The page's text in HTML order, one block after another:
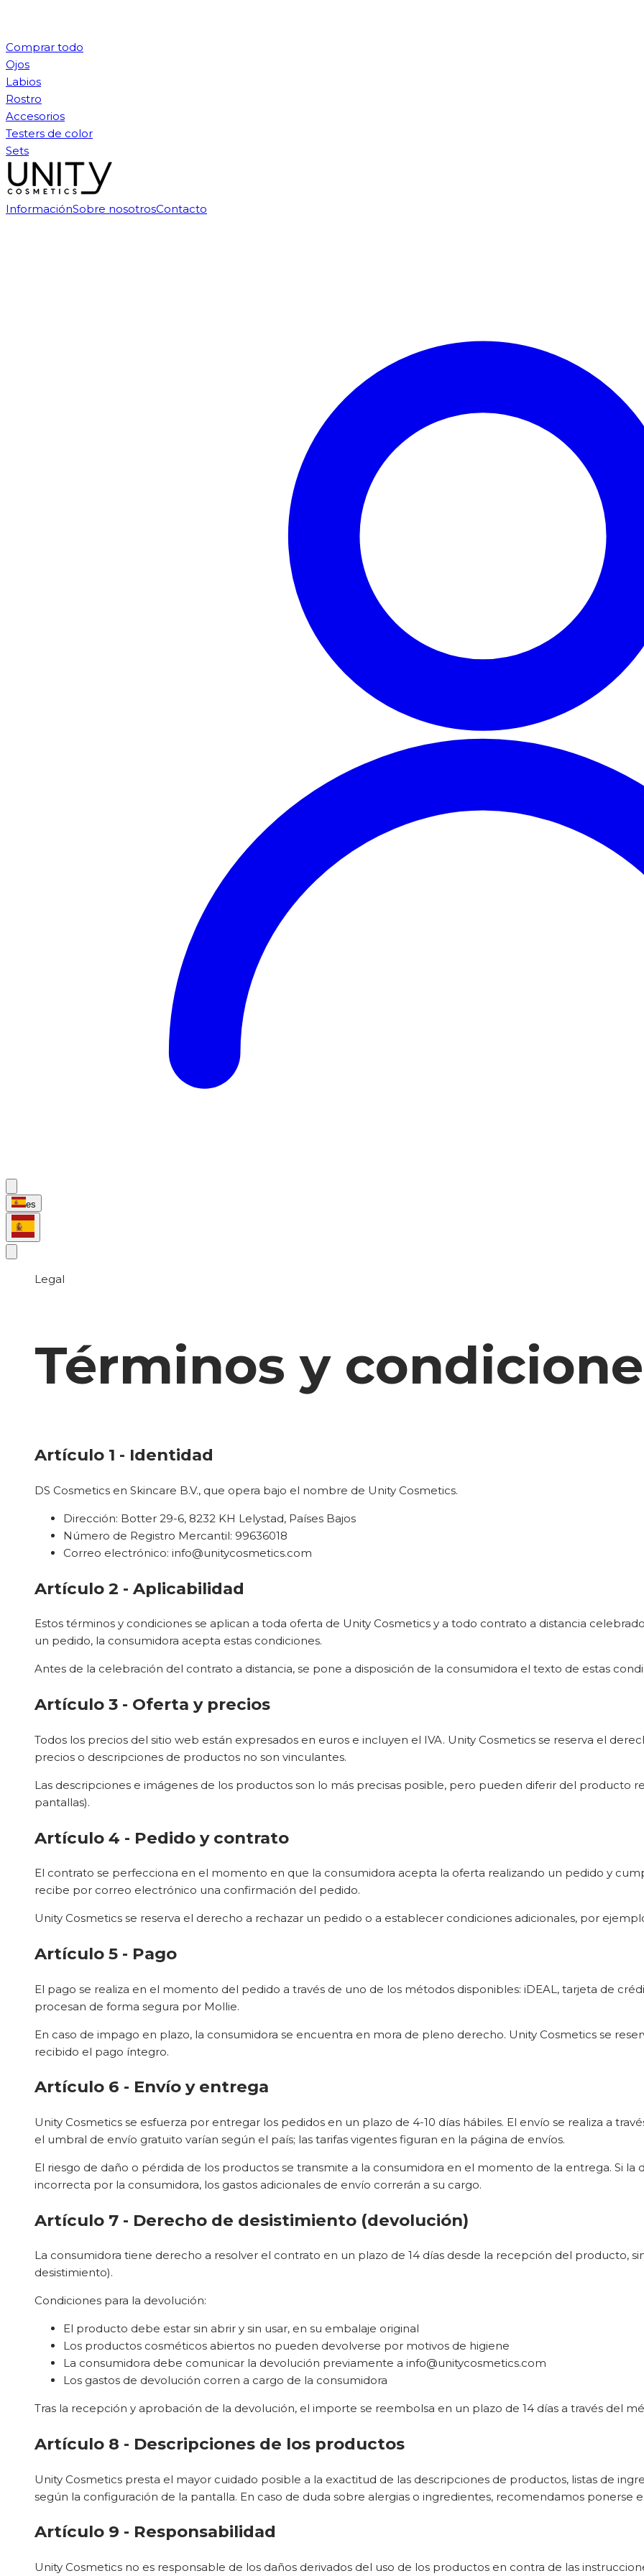
Comprar todo
Ojos
Labios
Rostro
Accesorios
Testers de color
Sets
InformaciónSobre nosotrosContacto
es
Legal
Términos y
Artículo 1 - Identidad
DS Cosmetics en Skincare B.V., que opera bajo el nombre de Unity Cosmetics.
Dirección: Botter 29-6, 8232 KH Lelystad, Países Bajos
Número de Registro Mercantil: 99636018
Correo electrónico: info@unitycosmetics.com
Artículo 2 - Aplicabilidad
Estos términos y condiciones se aplican a toda oferta de Unity Cosmetics y a todo contrato a distancia
un pedido, la consumidora acepta estas condiciones.
Antes de la celebración del contrato a distancia, se pone a disposición de la consumidora el texto de estas
Artículo 3 - Oferta y precios
Todos los precios del sitio web están expresados en euros e incluyen el IVA. Unity Cosmetics se reserva el
precios o descripciones de productos no son vinculantes.
Las descripciones e imágenes de los productos son lo más precisas posible, pero pueden diferir del producto
pantallas).
Artículo 4 - Pedido y contrato
El contrato se perfecciona en el momento en que la consumidora acepta la oferta realizando un pedido y
recibe por correo electrónico una confirmación del pedido.
Unity Cosmetics se reserva el derecho a rechazar un pedido o a establecer condiciones adicionales, por
Artículo 5 - Pago
El pago se realiza en el momento del pedido a través de uno de los métodos disponibles: iDEAL, tarjeta de
procesan de forma segura por Mollie.
En caso de impago en plazo, la consumidora se encuentra en mora de pleno derecho. Unity Cosmetics se
recibido el pago íntegro.
Artículo 6 - Envío y entrega
Unity Cosmetics se esfuerza por entregar los pedidos en un plazo de 4-10 días hábiles. El envío se realiza a
el umbral de envío gratuito varían según el país; las tarifas vigentes figuran en la página de envíos.
El riesgo de daño o pérdida de los productos se transmite a la consumidora en el momento de la entrega. Si
incorrecta por la consumidora, los gastos adicionales de envío correrán a su cargo.
Artículo 7 - Derecho de desistimiento (devolución)
La consumidora tiene derecho a resolver el contrato en un plazo de 14 días desde la recepción del producto,
desistimiento).
Condiciones para la devolución:
El producto debe estar sin abrir y sin usar, en su embalaje original
Los productos cosméticos abiertos no pueden devolverse por motivos de higiene
La consumidora debe comunicar la devolución previamente a info@unitycosmetics.com
Los gastos de devolución corren a cargo de la consumidora
Tras la recepción y aprobación de la devolución, el importe se reembolsa en un plazo de 14 días a través del
Artículo 8 - Descripciones de los productos
Unity Cosmetics presta el mayor cuidado posible a la exactitud de las descripciones de productos, listas de
según la configuración de la pantalla. En caso de duda sobre alergias o ingredientes, recomendamos ponerse
Artículo 9 - Responsabilidad
Unity Cosmetics no es responsable de los daños derivados del uso de los productos en contra de las